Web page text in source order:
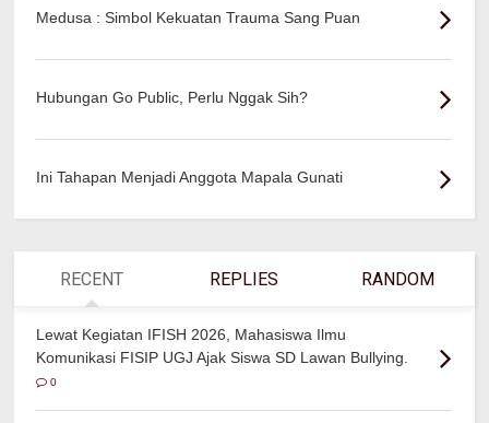
Medusa : Simbol Kekuatan Trauma Sang Puan
Hubungan Go Public, Perlu Nggak Sih?
Ini Tahapan Menjadi Anggota Mapala Gunati
RECENT REPLIES RANDOM
Lewat Kegiatan IFISH 2026, Mahasiswa Ilmu
Komunikasi FISIP UGJ Ajak Siswa SD Lawan Bullying.
0